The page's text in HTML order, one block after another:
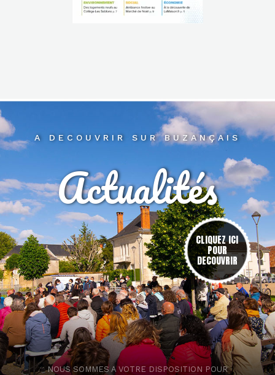
A DECOUVRIR SUR BUZANÇAIS
NOUS SOMMES A VOTRE DISPOSITION POUR
CLIQUEZ ICI
POUR
DECOUVRIR
Actualités